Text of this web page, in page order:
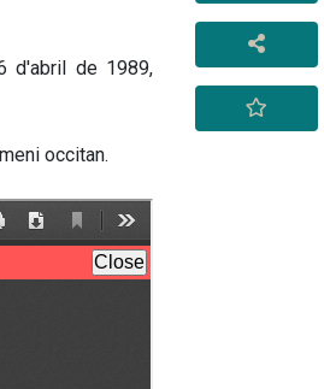
d'abril de 1989,
occitan.